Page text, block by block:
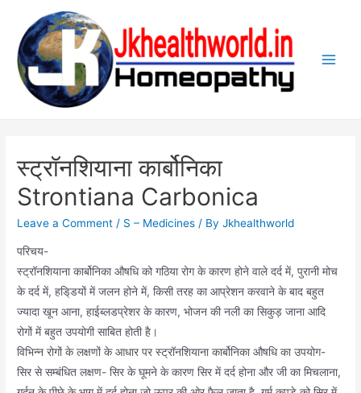
content
स्ट्रॉनशियाना कार्बोनिका
Strontiana Carbonica
Leave a Comment / S – Medicines / ByJkhealthworld
परिचय-
स्ट्रॉनशियाना कार्बोनिका औषधि को गठिया रोग के कारण होने वाले दर्द में, पुरानी मोच
के दर्द में, हडि्डयों में जलन होने में, किसी तरह का आप्रेशन करवाने के बाद बहुत
ज्यादा खून आना, हाईब्लडप्रेशर के कारण, भोजन की नली का सिकुड़ जाना आदि
रोगों में बहुत उपयोगी साबित होती है।
विभिन्न रोगों के लक्षणों के आधार पर स्ट्रॉनशियाना कार्बोनिका औषधि का उपयोग-
सिर से सम्बंधित लक्षण- सिर के घूमने के कारण सिर में दर्द होना और जी का मिचलाना,